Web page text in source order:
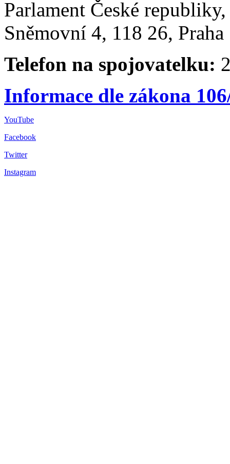
Parlament České
Sněmovní 4, 118 26,
Telefon na spojovatelku:
Informace dle zákona
YouTube
Facebook
Twitter
Instagram